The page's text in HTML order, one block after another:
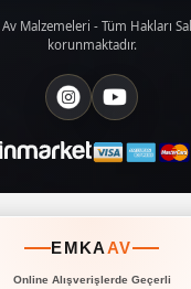
Malzemeleri - Tüm Hakları
korunmaktadır.
EMKAAV
Online Alışverişlerde Geçerli